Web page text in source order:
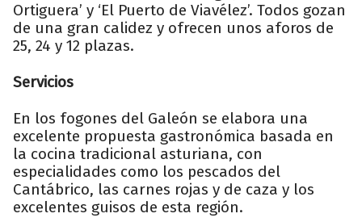
Ortiguera’ y ‘El Puerto de Viavélez’. Todos gozan
de una gran calidez y ofrecen unos aforos de
25, 24 y 12 plazas.
Servicios
En los fogones del Galeón se elabora una
excelente propuesta gastronómica basada en
la cocina tradicional asturiana, con
especialidades como los pescados del
Cantábrico, las carnes rojas y de caza y los
excelentes guisos de esta región.